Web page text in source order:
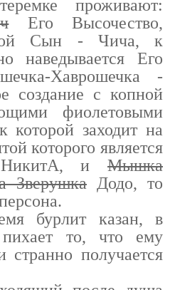
проживают:
Его Высочество,
Сын - Чича, к
наведывается Его
Хаврошечка -
создание с копной
фиолетовыми
которой заходит на
которого является
НикитА, и Мышка
Зверушка Додо, то
бурлит казан, в
то, что ему
странно получается